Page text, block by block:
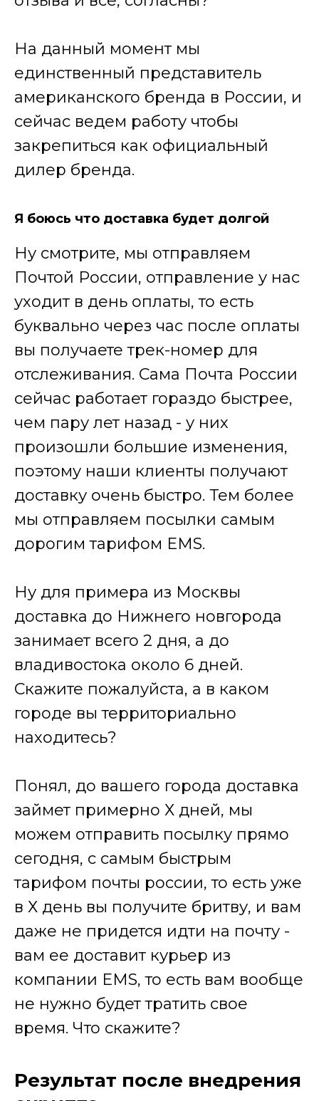
На данный момент мы
единственный представитель
американского бренда в России, и
сейчас ведем работу чтобы
закрепиться как официальный
дилер бренда.
Я боюсь что доставка будет долгой
Ну смотрите, мы отправляем
Почтой России, отправление у нас
уходит в день оплаты, то есть
буквально через час после оплаты
вы получаете трек-номер для
отслеживания. Сама Почта России
сейчас работает гораздо быстрее,
чем пару лет назад - у них
произошли большие изменения,
поэтому наши клиенты получают
доставку очень быстро. Тем более
мы отправляем посылки самым
дорогим тарифом EMS.
Ну для примера из Москвы
доставка до Нижнего новгорода
занимает всего 2 дня, а до
владивостока около 6 дней.
Скажите пожалуйста, а в каком
городе вы территориально
находитесь?
Понял, до вашего города доставка
займет примерно Х дней, мы
можем отправить посылку прямо
сегодня, с самым быстрым
тарифом почты россии, то есть уже
в Х день вы получите бритву, и вам
даже не придется идти на почту -
вам ее доставит курьер из
компании EMS, то есть вам вообще
не нужно будет тратить свое
время. Что скажите?
Результат после внедрения